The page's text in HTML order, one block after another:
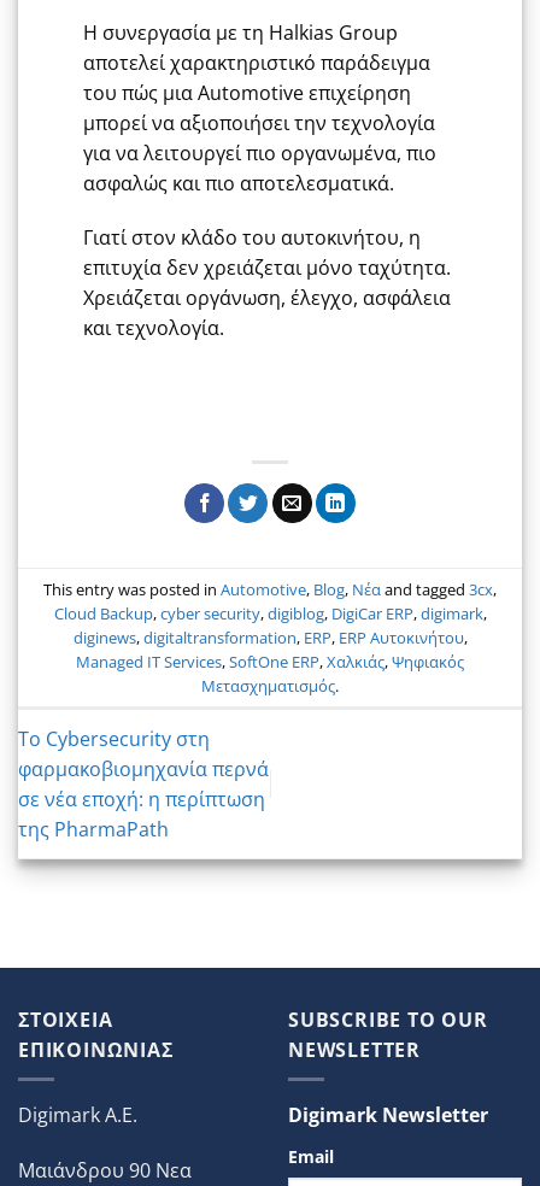
Η συνεργασία με τη Halkias Group
αποτελεί χαρακτηριστικό παράδειγμα
του πώς μια Automotive επιχείρηση
μπορεί να αξιοποιήσει την τεχνολογία
για να λειτουργεί πιο οργανωμένα, πιο
ασφαλώς και πιο αποτελεσματικά.
Γιατί στον κλάδο του αυτοκινήτου, η
επιτυχία δεν χρειάζεται μόνο ταχύτητα.
Χρειάζεται οργάνωση, έλεγχο, ασφάλεια
και τεχνολογία.
This entry was posted in Automotive, Blog, Νέαand tagged 3cx,
Cloud Backup,cyber security,digiblog, DigiCar ERP,digimark,
diginews,digitaltransformation, ERP, ERP Αυτοκινήτου,
Managed IT Services,SoftOne ERP,Χαλκιάς,Ψηφιακός
Μετασχηματισμός.
Το Cybersecurity στη
φαρμακοβιομηχανία περνά
σε νέα εποχή: η περίπτωση
της PharmaPath
ΣΤΟΙΧΕΙΑ
ΕΠΙΚΟΙΝΩΝΙΑΣ
Digimark A.E.
Μαιάνδρου 90 Νεα
SUBSCRIBE TO OUR
NEWSLETTER
Digimark Newsletter
Email